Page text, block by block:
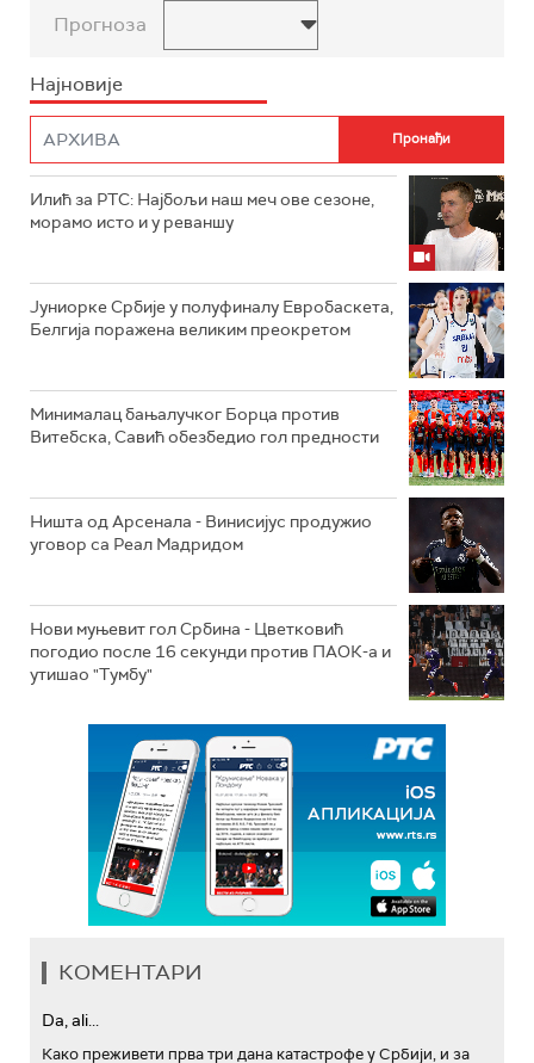
Прогноза
Најновије
Илић за РТС: Најбољи наш меч ове сезоне,
морамо исто и у реваншу
Јуниорке Србије у полуфиналу Евробаскета,
Белгија поражена великим преокретом
Минималац бањалучког Борца против
Витебска, Савић обезбедио гол предности
Ништа од Арсенала - Винисијус продужио
уговор са Реал Мадридом
Нови муњевит гол Србина - Цветковић
погодио после 16 секунди против ПАОК-а и
утишао "Тумбу"
КОМЕНТАРИ
Da, ali...
Како преживети прва три дана катастрофе у Србији, и за